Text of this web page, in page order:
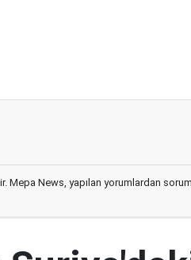
News, yapılan yorumlardan